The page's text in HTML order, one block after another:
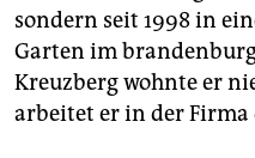
sondern seit 1998 in
Garten im
Kreuzberg wohnte er
arbeitet er in der Firma